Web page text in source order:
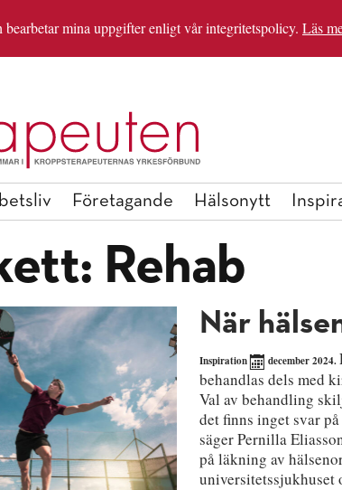
mina uppgifter enligt vår integritetspolicy. Läs
Företagande Hälsonytt
INSPIRATIONSHELGEN BLI MEDLEM
Rehab
När
Inspiration december 2024.
behandlas dels med
Val av behandling
det finns inget svar
säger Pernilla
på läkning av
universitetssjukhuset